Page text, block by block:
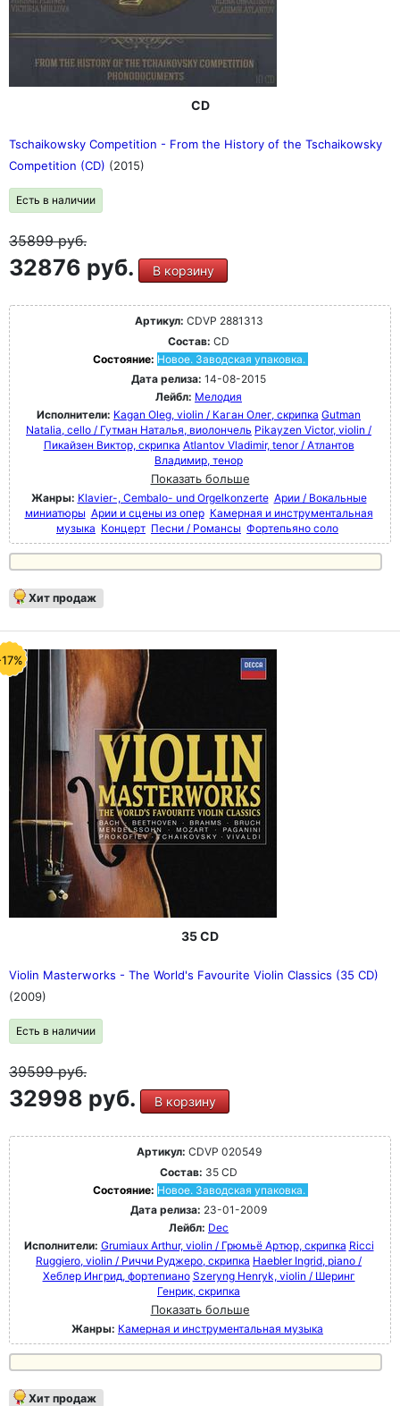
CD
Tschaikowsky Competition - From the History of the Tschaikowsky
Competition (CD) (2015)
Есть в наличии
35899руб.
32876 руб. В корзину
Артикул: CDVP 2881313
Состав: CD
Состояние: Новое. Заводская упаковка.
Дата релиза: 14-08-2015
Лейбл: Мелодия
Исполнители: Kagan Oleg, violin / Каган Oлег, скрипка Gutman
Natalia, cello / Гутман Наталья, виолончель Pikayzen Victor, violin /
Пикайзен Виктор, скрипка Atlantov Vladimir, tenor / Атлантов
Владимир, тенор
Показать больше
Жанры: Klavier-, Cembalo- und Orgelkonzerte Арии / Вокальные
миниатюры Арии и сцены из опер Камерная и инструментальная
музыка Концерт Песни / Романсы Фортепьяно соло
Хит продаж
35 CD
Violin Masterworks - The World's Favourite Violin Classics (35 CD)
(2009)
Есть в наличии
39599руб.
32998 руб. В корзину
Артикул: CDVP 020549
Состав: 35 CD
Состояние: Новое. Заводская упаковка.
Дата релиза: 23-01-2009
Лейбл: Dec
Исполнители: Grumiaux Arthur, violin / Грюмьё Артюр, скрипка Ricci
Ruggiero, violin / Риччи Руджеро, скрипка Haebler Ingrid, piano /
Хеблер Ингрид, фортепиано Szeryng Henryk, violin / Шеринг
Генрик, скрипка
Показать больше
Жанры: Камерная и инструментальная музыка
Хит продаж